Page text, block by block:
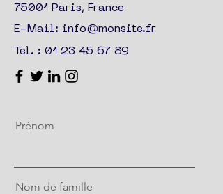
75001 Paris, France
E-Mail: info@monsite.fr
Tel. : 01 23 45 67 89
Prénom
Nom de famille